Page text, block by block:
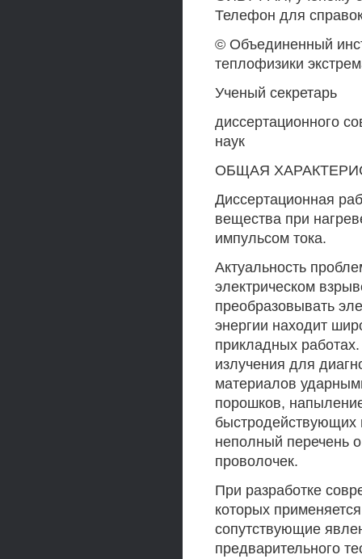
Телефон для
© Объединенный
теплофизики
Ученый секретарь
диссертационного
наук
ОБЩАЯ
Диссертационная
вещества при
импульсом тока.
Актуальность
электрическом
преобразовывать
энергии находит
прикладных
излучения для
материалов
порошков,
быстродействующих
неполный перечень
проволочек.
При разработке
которых
сопутствующие
предварительного